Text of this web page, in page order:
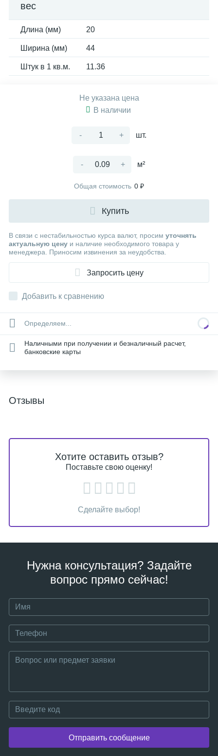
вес
Длина (мм) 20
Ширина (мм) 44
Штук в 1 кв.м. 11.36
Не указана цена
В наличии
- + шт.
- + м²
Общая стоимость 0 ₽
Купить
В связи с нестабильностью курса валют, просим уточнять
актуальную цену и наличие необходимого товара у
менеджера. Приносим извинения за неудобства.
Запросить цену
Добавить к сравнению
Определяем...
Наличными при получении и безналичный расчет,
банковские карты
Отзывы
Хотите оставить отзыв?
Поставьте свою оценку!
Сделайте выбор!
Нужна консультация? Задайте
вопрос прямо сейчас!
Отправить сообщение